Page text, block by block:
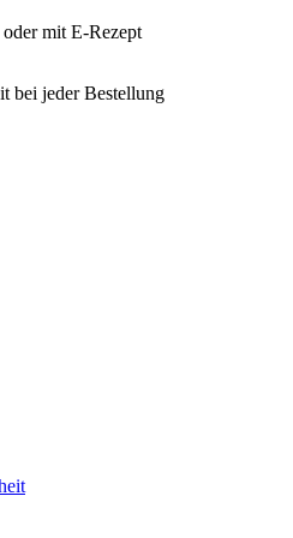
mit E-Rezept
bei jeder Bestellung